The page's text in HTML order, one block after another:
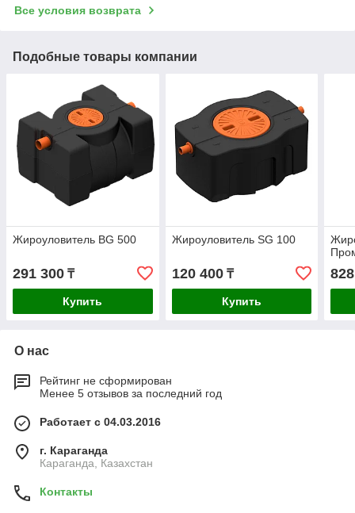
Все условия возврата
Подобные товары компании
Жироуловитель BG 500
291 300 ₸
Купить
Жироуловитель SG 100
120 400₸
Купить
О нас
Рейтинг не сформирован
Менее 5 отзывов за последний год
Работает с 04.03.2016
г. Караганда
Караганда, Казахстан
Контакты